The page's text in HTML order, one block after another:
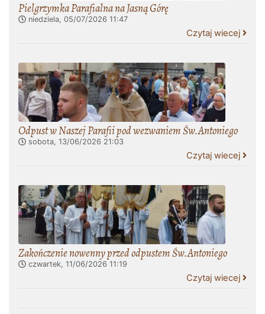
Pielgrzymka Parafialna na Jasną Górę
niedziela, 05/07/2026 11:47
Czytaj wiecej
Odpust w Naszej Parafii pod wezwaniem Św.Antoniego
sobota, 13/06/2026 21:03
Czytaj wiecej
Zakończenie nowenny przed odpustem Św.Antoniego
czwartek, 11/06/2026 11:19
Czytaj wiecej